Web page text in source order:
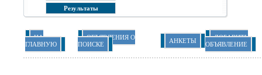
НА
ГЛАВНУЮ
ОБЪЯВЛЕНИЯ О
ПОИСКЕ
АНКЕТЫ
ДОБАВИТЬ
ОБЪЯВЛЕНИЕ